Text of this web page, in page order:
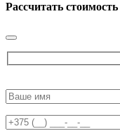
Рассчитать стоимость
leave
field